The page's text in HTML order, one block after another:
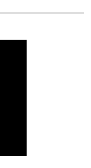
तुम्हाला ठाऊक